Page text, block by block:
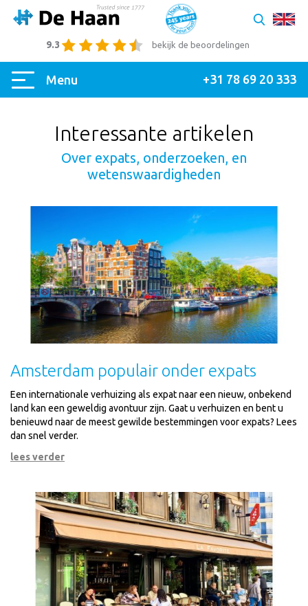
bekijk de beoordelingen
9.3
Menu +31 78 69 20 333
Interessante artikelen
Over expats, onderzoeken, en
wetenswaardigheden
Amsterdam populair onder expats
Een internationale verhuizing als expat naar een nieuw, onbekend
land kan een geweldig avontuur zijn. Gaat u verhuizen en bent u
benieuwd naar de meest gewilde bestemmingen voor expats? Lees
dan snel verder.
lees verder